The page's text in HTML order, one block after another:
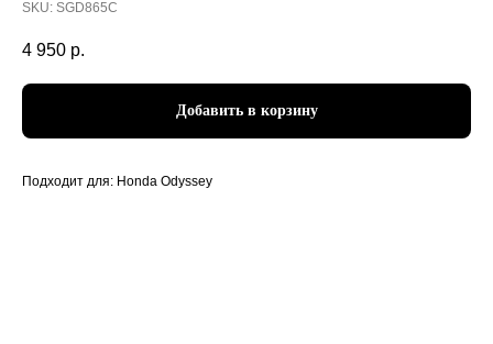
SKU: SGD865C
4 950 р.
Добавить в корзину
Подходит для: Honda Odyssey